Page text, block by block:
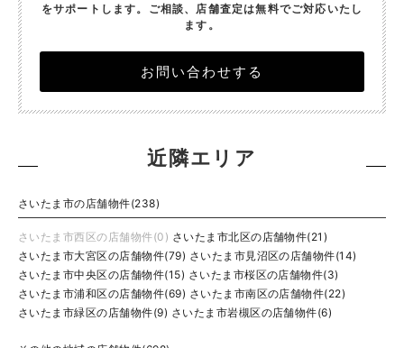
をサポートします。 ご相談、店舗査定は無料でご対応いたし
ます。
お問い合わせする
近隣エリア
さいたま市の店舗物件(238)
さいたま市西区の店舗物件(0) さいたま市北区の店舗物件(21)
さいたま市大宮区の店舗物件(79) さいたま市見沼区の店舗物件(14)
さいたま市中央区の店舗物件(15) さいたま市桜区の店舗物件(3)
さいたま市浦和区の店舗物件(69) さいたま市南区の店舗物件(22)
さいたま市緑区の店舗物件(9) さいたま市岩槻区の店舗物件(6)